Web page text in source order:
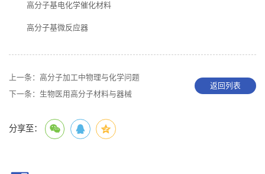
高分子基电化学催化材料
高分子基微反应器
上一条： 高分子加工中物理与化学问题
下一条： 生物医用高分子材料与器械
返回列表
分享至：